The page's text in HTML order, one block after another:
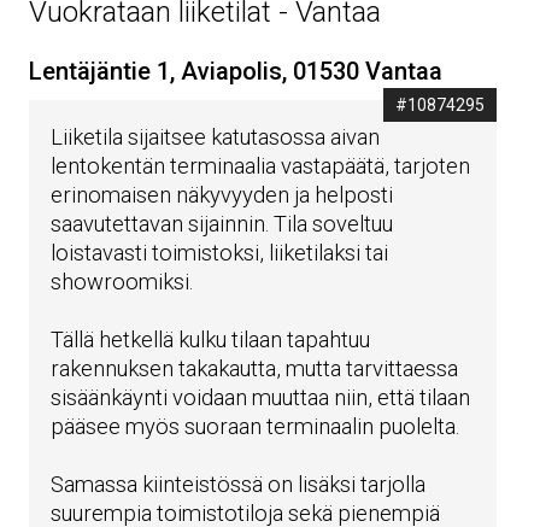
Vuokrataan liiketilat - Vantaa
Lentäjäntie 1, Aviapolis, 01530 Vantaa
#10874295
Liiketila sijaitsee katutasossa aivan
lentokentän terminaalia vastapäätä, tarjoten
erinomaisen näkyvyyden ja helposti
saavutettavan sijainnin. Tila soveltuu
loistavasti toimistoksi, liiketilaksi tai
showroomiksi.
Tällä hetkellä kulku tilaan tapahtuu
rakennuksen takakautta, mutta tarvittaessa
sisäänkäynti voidaan muuttaa niin, että tilaan
pääsee myös suoraan terminaalin puolelta.
Samassa kiinteistössä on lisäksi tarjolla
suurempia toimistotiloja sekä pienempiä